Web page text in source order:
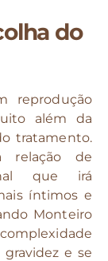
do
reprodução
além da
tratamento.
relação de
que irá
íntimos e
Monteiro
e se